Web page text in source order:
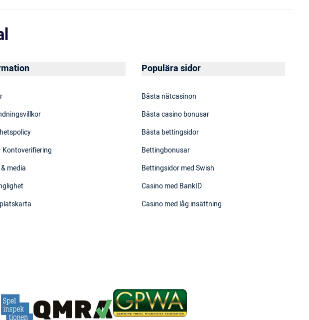
Kontoverifiering
media
Populära sidor
Bästa nätcasinon
Bästa casino bonusar
Bästa bettingsidor
Bettingbonusar
Bettingsidor med Swish
Casino med BankID
Casino med låg insättning